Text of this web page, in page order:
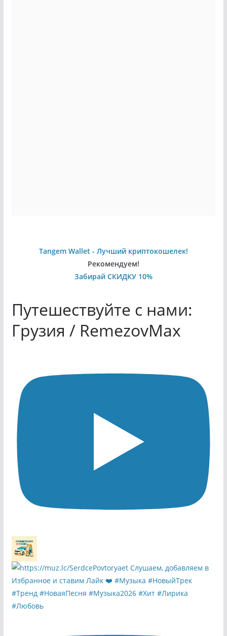
Tangem Wallet - Лучший криптокошелек!
Рекомендуем!
Забирай СКИДКУ 10%
Путешествуйте с нами:
Грузия / RemezovMax